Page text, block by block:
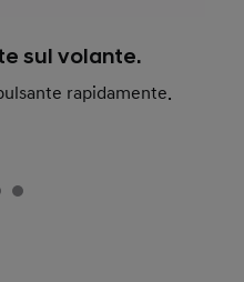
sul volante.
rapidamente.